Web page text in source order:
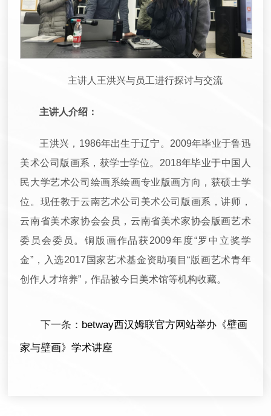
主讲人王洪兴与员工进行探讨与交流
主讲人介绍：
王洪兴，1986年出生于辽宁。2009年毕业于鲁迅
美术公司版画系，获学士学位。2018年毕业于中国人
民大学艺术公司绘画系绘画专业版画方向，获硕士学
位。现任教于云南艺术公司美术公司版画系，讲师，
云南省美术家协会会员，云南省美术家协会版画艺术
委员会委员。铜版画作品获2009年度“罗中立奖学
金”，入选2017国家艺术基金资助项目“版画艺术青年
创作人才培养”，作品被今日美术馆等机构收藏。
下一条： betway西汉姆联官方网站举办《壁画
家与壁画》学术讲座